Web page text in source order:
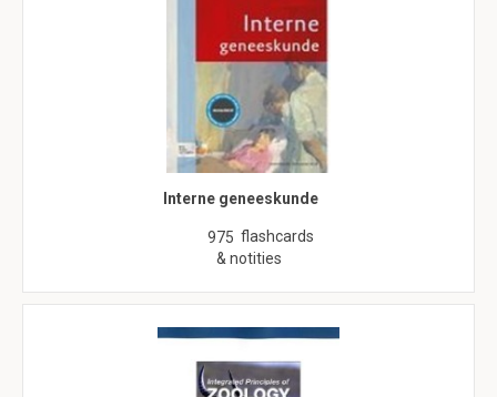
Interne geneeskunde
975 flashcards
& notities